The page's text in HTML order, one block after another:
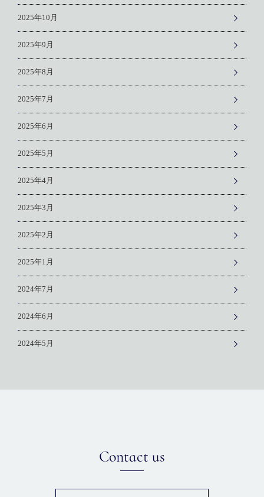
2025年10月
2025年9月
2025年8月
2025年7月
2025年6月
2025年5月
2025年4月
2025年3月
2025年2月
2025年1月
2024年7月
2024年6月
2024年5月
Contact us